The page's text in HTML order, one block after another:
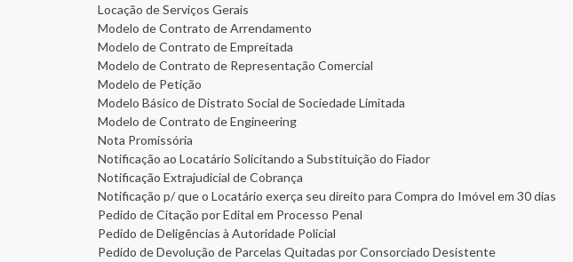
Locação de Serviços Gerais
Modelo de Contrato de Arrendamento
Modelo de Contrato de Empreitada
Modelo de Contrato de Representação Comercial
Modelo de Petição
Modelo Básico de Distrato Social de Sociedade Limitada
Modelo de Contrato de Engineering
Nota Promissória
Notificação ao Locatário Solicitando a Substituição do Fiador
Notificação Extrajudicial de Cobrança
Notificação p/ que o Locatário exerça seu direito para Compra do Imóvel em 30 dias
Pedido de Citação por Edital em Processo Penal
Pedido de Deligências à Autoridade Policial
Pedido de Devolução de Parcelas Quitadas por Consorciado Desistente